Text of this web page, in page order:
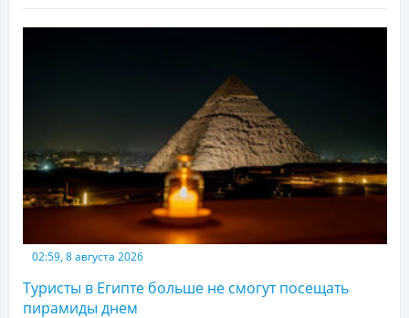
02:59, 8 августа 2026
Туристы в Египте больше не смогут посещать
пирамиды днем